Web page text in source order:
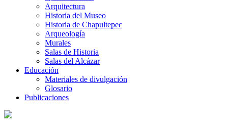
Arquitectura
Historia del Museo
Historia de Chapultepec
Arqueología
Murales
Salas de Historia
Salas del Alcázar
Educación
Materiales de divulgación
Glosario
Publicaciones